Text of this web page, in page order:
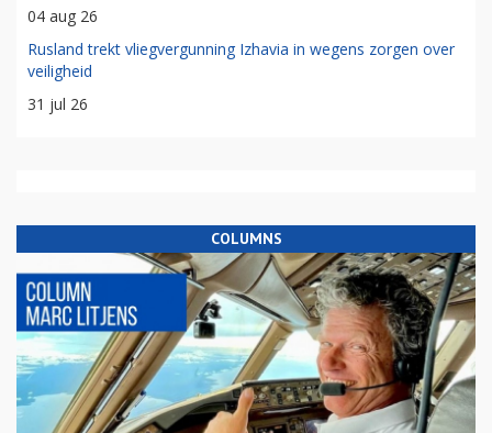
04 aug 26
Rusland trekt vliegvergunning Izhavia in wegens zorgen over
veiligheid
31 jul 26
COLUMNS